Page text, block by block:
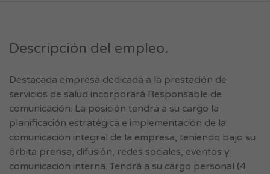
Descripción del empleo.
Destacada empresa dedicada a la prestación de
servicios de salud incorporará Responsable de
comunicación. La posición tendrá a su cargo la
planificación estratégica e implementación de la
comunicación integral de la empresa, teniendo bajo su
órbita prensa, difusión, redes sociales, eventos y
comunicación interna. Tendrá a su cargo personal (4